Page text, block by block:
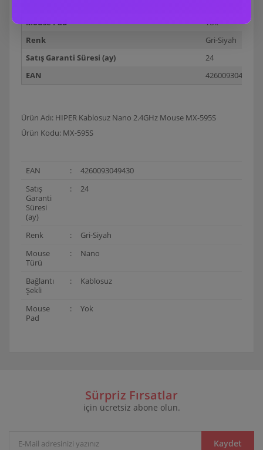
Mouse Pad
Yok
Renk
Gri-Siyah
Satış Garanti Süresi (ay)
24
EAN
4260093049430
Ürün Adı: HIPER Kablosuz Nano 2.4GHz Mouse MX-595S
Ürün Kodu: MX-595S
EAN :
4260093049430
Satış
Garanti
Süresi
(ay)
: 24
Renk :
Gri-Siyah
Mouse
Türü
: Nano
Bağlantı
Şekli
: Kablosuz
Mouse
Pad
: Yok
Yorum Yaz
Ürün resmi kalitesiz, bozuk veya görüntülenemiyor.
Ürün bilgilerinde hatalar bulunuyor.
Sürpriz Fırsatlar
için ücretsiz abone olun.
Kaydet